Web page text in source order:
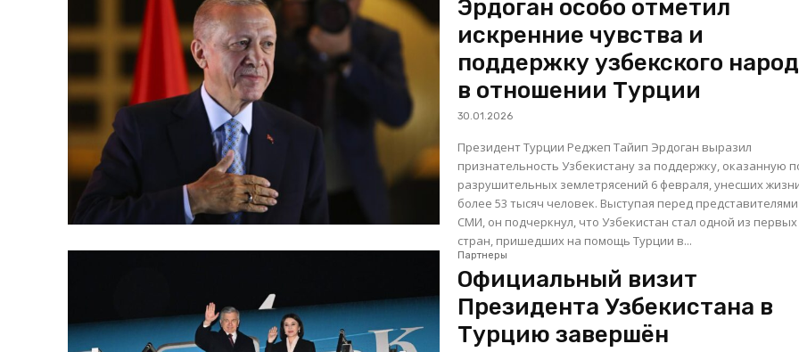
Эрдоган особо отметил
искренние чувства и
поддержку узбекского
в отношении Турции
30.01.2026
Президент Турции Реджеп Тайип Эрдоган выразил
признательность Узбекистану за поддержку, оказанную
разрушительных землетрясений 6 февраля, унесших
более 53 тысяч человек. Выступая перед представителями
СМИ, он подчеркнул, что Узбекистан стал одной из первых
стран, пришедших на помощь Турции в...
Партнеры
Официальный визит
Президента Узбекистана в
Турцию завершён